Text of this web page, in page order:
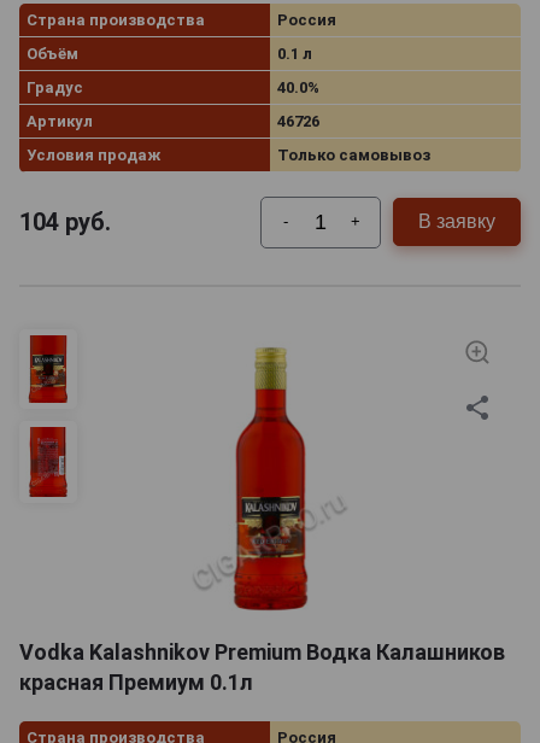
Страна производства
Россия
Объём
0.1 л
Градус
40.0%
Артикул
46726
Условия продаж
Только самовывоз
104 руб. - + В заявку
Vodka Kalashnikov Premium Водка Калашников
красная Премиум 0.1л
Страна производства
Россия